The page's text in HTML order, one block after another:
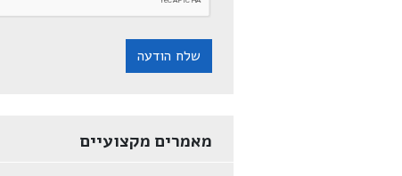
שלח הודעה
מאמרים מקצועיים